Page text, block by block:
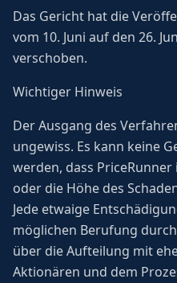
Das Gericht hat die
vom 10. Juni auf den 26.
verschoben.
Wichtiger Hinweis
Der Ausgang des
ungewiss. Es kann keine
werden, dass
oder die Höhe des
Jede etwaige
möglichen Berufung
über die Aufteilung mit
Aktionären und dem